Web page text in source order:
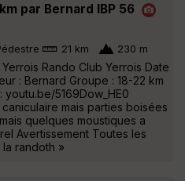
par Bernard IBP 56
21 km 230 m
Rando Club Yerrois Date
: Bernard Groupe : 18-22 km
5169Dow_HE0
mais parties boisées
quelques moustiques a
Avertissement Toutes les
randoth »